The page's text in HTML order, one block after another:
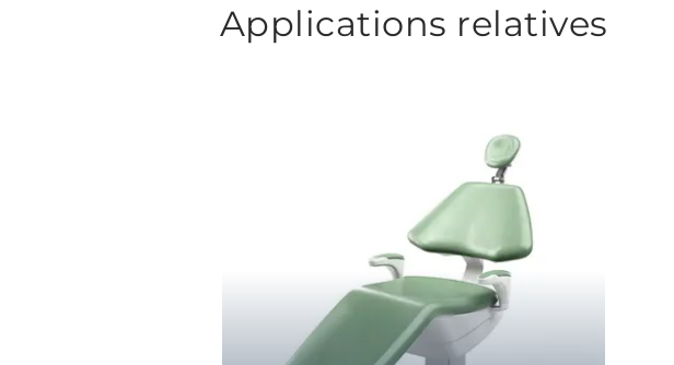
Applications relatives